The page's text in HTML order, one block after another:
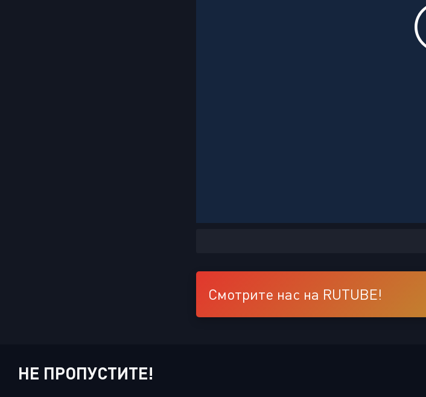
Смотрите нас на RUTUBE!
НЕ ПРОПУСТИТЕ!